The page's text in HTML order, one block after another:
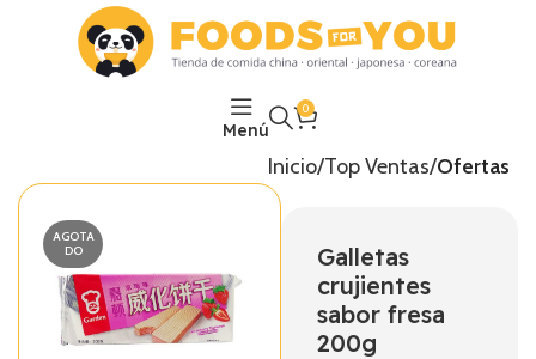
Menú
0
Inicio Top Ventas Ofertas
AGOTA
DO
Galletas
crujientes
sabor fresa
200g